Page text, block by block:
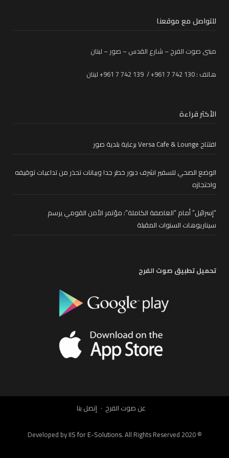
للتواصل مع موقعنا
مبنى صوت الفرح – شارع القدس – صور – لبنان
هاتف : 130 742 7 961+ / 139 742 7 961+ لبنان
الأكثر قراءة
افتتاح Versa Cafe & Lounge برعاية بلدية صور
الوضع الصحي للسفير اشرف دبور خطر جدا وبيانات تحذر من تداعيات توقيفه
واحتجازه
“إسرائيل” أمام “العاصفة الكاملة”: مؤتمر الأمن القومي يرسم
سيناريوهات السنوات المقبلة
تحميل تطبيق صوت الفرح
عن صوت الفرح إتصل بنا
© Developed by
IIS for E-Solutions. All Rights Reserved 2020